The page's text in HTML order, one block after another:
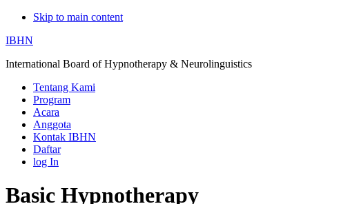
Skip to main content
IBHN
International Board of Hypnotherapy & Neurolinguistics
Tentang Kami
Program
Acara
Anggota
Kontak IBHN
Daftar
log In
Basic Hypnotherapy